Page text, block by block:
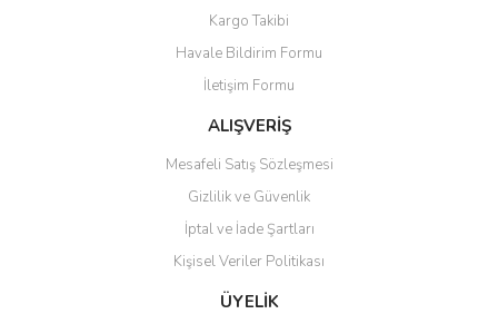
Ürün resmi kalitesiz, bozuk veya görüntülenemiyor.
Ürün açıklamasında eksik bilgiler bulunuyor.
Ürün bilgilerinde hatalar bulunuyor.
Ürün fiyatı diğer sitelerden daha pahalı.
Gönder
Kargo Takibi
Havale Bildirim Formu
İletişim Formu
ALIŞVERİŞ
Mesafeli Satış Sözleşmesi
Gizlilik ve Güvenlik
İptal ve İade Şartları
Kişisel Veriler Politikası
ÜYELİK